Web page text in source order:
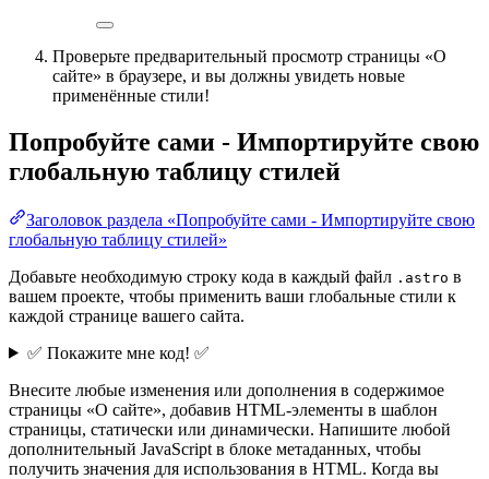
Проверьте предварительный просмотр страницы «О
сайте» в браузере, и вы должны увидеть новые
применённые стили!
Попробуйте сами - Импортируйте свою
глобальную таблицу стилей
Заголовок раздела «Попробуйте сами - Импортируйте свою
глобальную таблицу стилей»
Добавьте необходимую строку кода в каждый файл .astro в
вашем проекте, чтобы применить ваши глобальные стили к
каждой странице вашего сайта.
✅ Покажите мне код! ✅
Внесите любые изменения или дополнения в содержимое
страницы «О сайте», добавив HTML-элементы в шаблон
страницы, статически или динамически. Напишите любой
дополнительный JavaScript в блоке метаданных, чтобы
получить значения для использования в HTML. Когда вы